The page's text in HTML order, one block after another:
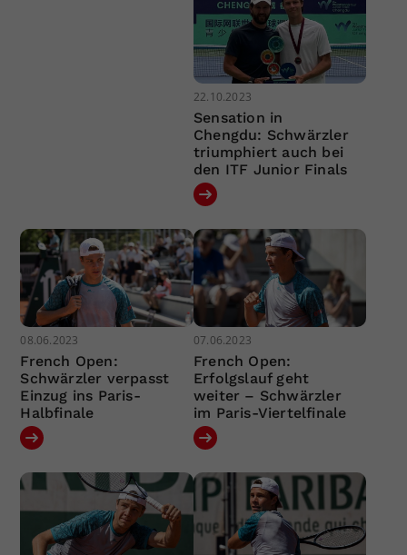
22.10.2023
Sensation in
Chengdu: Schwärzler
triumphiert auch bei
den ITF Junior Finals
08.06.2023
French Open:
Schwärzler verpasst
Einzug ins Paris-
Halbfinale
07.06.2023
French Open:
Erfolgslauf geht
weiter – Schwärzler
im Paris-Viertelfinale